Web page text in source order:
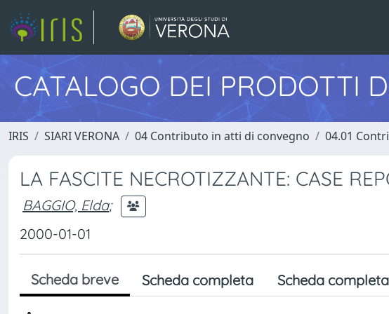
CATALOGO DEI PRODOTTI
IRIS SIARI VERONA 04 Contributo in atti di convegno 04.01
LA FASCITE NECROTIZZANTE: CASE
BAGGIO, Elda;
2000-01-01
Scheda breve Scheda completa Scheda